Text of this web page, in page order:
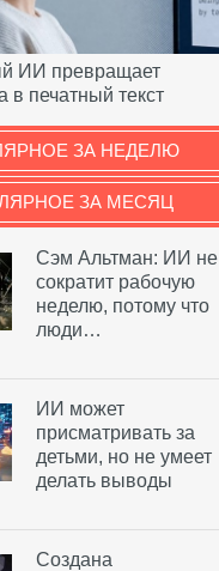
ИИ превращает
в печатный текст
ЗА НЕДЕЛЮ
ЗА МЕСЯЦ
Сэм Альтман: ИИ не
сократит рабочую
неделю, потому что
люди…
ИИ может
присматривать за
детьми, но не умеет
делать выводы
Создана